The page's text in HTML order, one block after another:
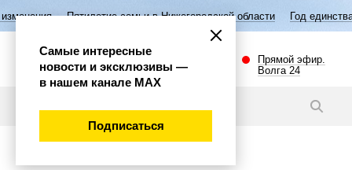
семьи в Нижегородской области Год единства народов
Прямой эфир.
Волга 24
Самые интересные
новости и эксклюзивы —
в нашем канале МАХ
Подписаться